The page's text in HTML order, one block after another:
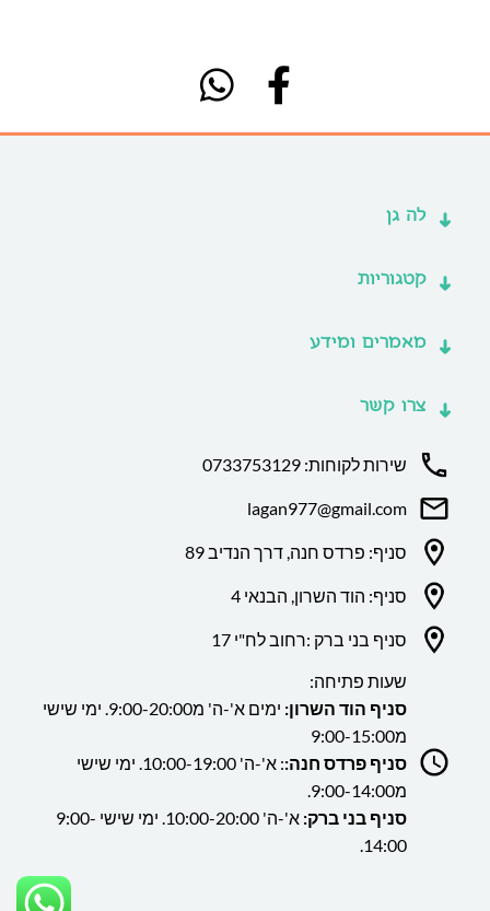
לה גן
קטגוריות
מאמרים ומידע
צרו קשר
שירות לקוחות: 0733753129
lagan977@gmail.com
סניף: פרדס חנה, דרך הנדיב 89
סניף: הוד השרון, הבנאי 4
סניף בני ברק :רחוב לח"י 17
שעות פתיחה:
סניף הוד השרון:
ימים א'-ה' מ9:00-20:00. ימי שישי
מ9:00-15:00
סניף פרדס חנה:
: א'-ה' 10:00-19:00. ימי שישי
מ9:00-14:00.
סניף בני ברק:
א'-ה' 10:00-20:00. ימי שישי 9:00-
14:00.